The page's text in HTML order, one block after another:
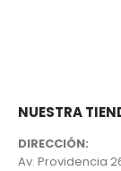
NUESTRA
DIRECCIÓN:
Av. Providencia